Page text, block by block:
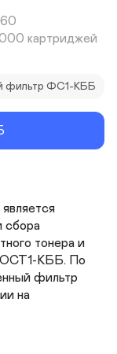
картриджей
фильтр ФС1-КББ
сбора
тонера и
КББ. По
фильтр
на